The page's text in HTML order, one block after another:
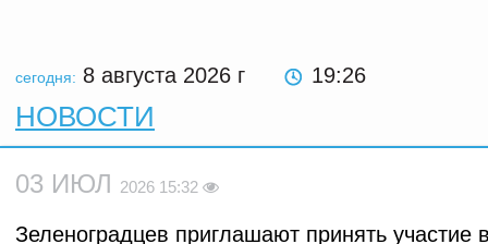
сегодня: 8 августа 2026 г 19:26
НОВОСТИ
03 ИЮЛ 2026 15:32
Зеленоградцев приглашают принять участие